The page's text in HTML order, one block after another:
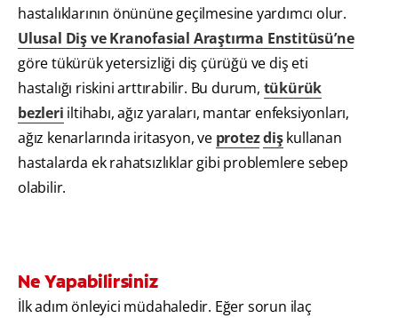
hastalıklarının önününe geçilmesine yardımcı olur.
Ulusal Diş ve Kranofasial Araştırma Enstitüsü’ne
göre tükürük yetersizliği diş çürüğü ve diş eti
hastalığı riskini arttırabilir. Bu durum, tükürük
bezleri iltihabı, ağız yaraları, mantar enfeksiyonları,
ağız kenarlarında iritasyon, ve protezdişkullanan
hastalarda ek rahatsızlıklar gibi problemlere sebep
olabilir.
Ne Yapabilirsiniz
İlk adım önleyici müdahaledir. Eğer sorun ilaç